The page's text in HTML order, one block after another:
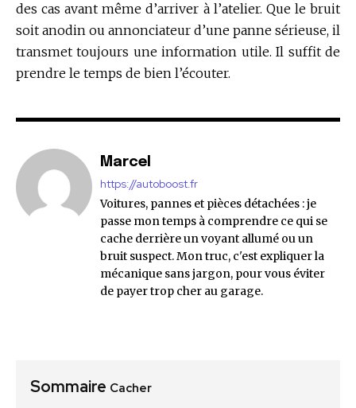
des cas avant même d’arriver à l’atelier. Que le bruit
soit anodin ou annonciateur d’une panne sérieuse, il
transmet toujours une information utile. Il suffit de
prendre le temps de bien l’écouter.
Marcel
https://autoboost.fr
Voitures, pannes et pièces détachées : je
passe mon temps à comprendre ce qui se
cache derrière un voyant allumé ou un
bruit suspect. Mon truc, c'est expliquer la
mécanique sans jargon, pour vous éviter
de payer trop cher au garage.
Sommaire Cacher